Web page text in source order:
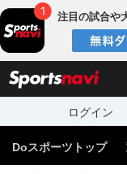
注目の試合や
ログイン
Doスポーツトップ